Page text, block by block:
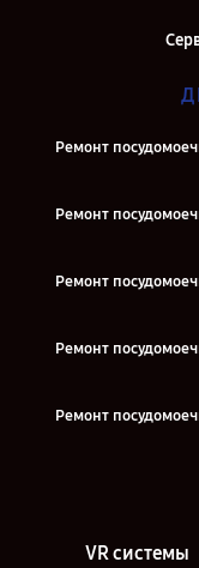
Ремонт
Ремонт
Ремонт
Ремонт
Ремонт
Ремонт
VR системы